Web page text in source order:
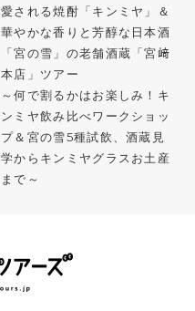
愛される焼酎「キンミヤ」＆
華やかな香りと芳醇な日本酒
「宮の雪」の老舗酒蔵「宮﨑
本店」ツアー
～何で割るかはお楽しみ！キ
ンミヤ飲み比べワークショッ
プ＆宮の雪5種試飲、酒蔵見
学からキンミヤグラスお土産
まで～